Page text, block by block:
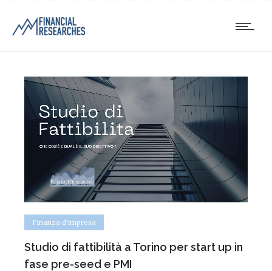
Finanza d'impresa
Studio di fattibilità a Torino per start up in
fase pre-seed e PMI